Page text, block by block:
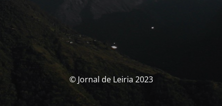
© Jornal de Leiria 2023